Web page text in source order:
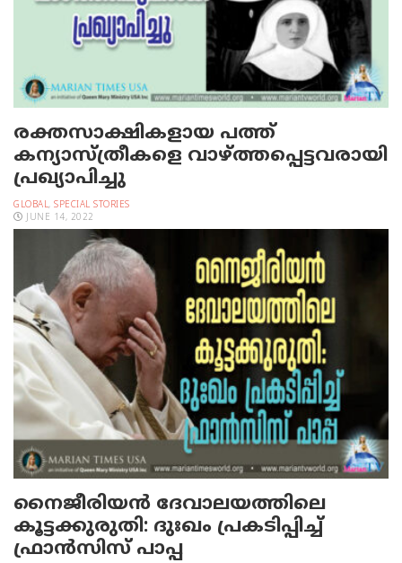
രക്തസാക്ഷികളായ പത്ത്
കന്യാസ്ത്രീകളെ വാഴ്ത്തപ്പെട്ടവരായി
പ്രഖ്യാപിച്ചു
GLOBAL, SPECIAL STORIES
JUNE 14, 2022
നൈജീരിയന്‍ ദേവാലയത്തിലെ
കൂട്ടക്കുരുതി: ദുഃഖം പ്രകടിപ്പിച്ച്
ഫ്രാന്‍സിസ് പാപ്പ